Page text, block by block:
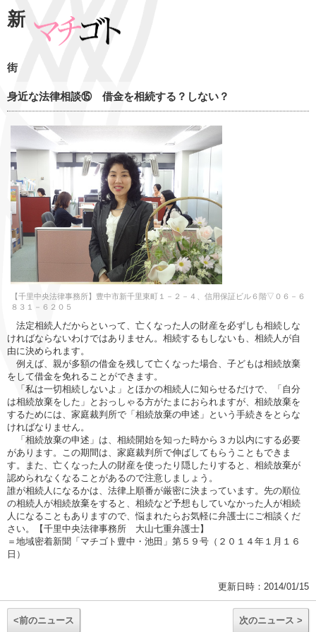
新
街
身近な法律相談⑮ 借金を相続する？しない？
【千里中央法律事務所】豊中市新千里東町１－２－４、信用保証ビル６階▽０６－６
８３１－６２０５
法定相続人だからといって、亡くなった人の財産を必ずしも相続しな
ければならないわけではありません。相続するもしないも、相続人が自
由に決められます。
例えば、親が多額の借金を残して亡くなった場合、子どもは相続放棄
をして借金を免れることができます。
「私は一切相続しないよ」とほかの相続人に知らせるだけで、「自分
は相続放棄をした」とおっしゃる方がたまにおられますが、相続放棄を
するためには、家庭裁判所で「相続放棄の申述」という手続きをとらな
ければなりません。
「相続放棄の申述」は、相続開始を知った時から３カ以内にする必要
があります。この期間は、家庭裁判所で伸ばしてもらうこともできま
す。また、亡くなった人の財産を使ったり隠したりすると、相続放棄が
認められなくなることがあるので注意しましょう。
誰が相続人になるかは、法律上順番が厳密に決まっています。先の順位
の相続人が相続放棄をすると、相続など予想もしていなかった人が相続
人になることもありますので、悩まれたらお気軽に弁護士にご相談くだ
さい。【千里中央法律事務所 大山七重弁護士】
＝地域密着新聞「マチゴト豊中・池田」第５９号（２０１４年１月１６
日）
更新日時：2014/01/15
<前のニュース 次のニュース >